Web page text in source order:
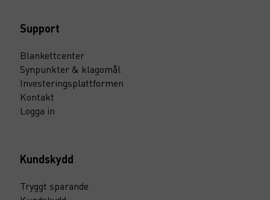
Support
Blankettcenter
Synpunkter & klagomål
Investeringsplattformen
Kontakt
Logga in
Kundskydd
Tryggt sparande